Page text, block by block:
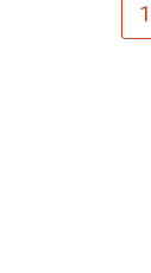
1